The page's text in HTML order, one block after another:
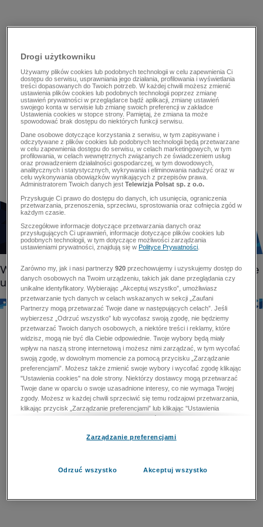
Drogi użytkowniku
Używamy plików cookies lub podobnych technologii w celu zapewnienia Ci
dostępu do serwisu, usprawniania jego działania, profilowania i wyświetlania
treści dopasowanych do Twoich potrzeb. W każdej chwili możesz zmienić
ustawienia plików cookies lub podobnych technologii poprzez zmianę
ustawień prywatności w przeglądarce bądź aplikacji, zmianę ustawień
swojego konta w serwisie lub zmianę swoich preferencji w zakładce
Ustawienia cookies w stopce strony. Pamiętaj, że zmiana ta może
spowodować brak dostępu do niektórych funkcji serwisu.
Dane osobowe dotyczące korzystania z serwisu, w tym zapisywane i
odczytywane z plików cookies lub podobnych technologii będą przetwarzane
w celu zapewnienia dostępu do serwisu, w celach marketingowych, w tym
profilowania, w celach wewnętrznych związanych ze świadczeniem usług
oraz prowadzeniem działalności gospodarczej, w tym dowodowych,
analitycznych i statystycznych, wykrywania i eliminowania nadużyć oraz w
celu wykonywania obowiązków wynikających z przepisów prawa.
Administratorem Twoich danych jestTelewizja Polsat sp. z o.o.
Przysługuje Ci prawo do dostępu do danych, ich usunięcia, ograniczenia
przetwarzania, przenoszenia, sprzeciwu, sprostowania oraz cofnięcia zgód w
każdym czasie.
Szczegółowe informacje dotyczące przetwarzania danych oraz
przysługujących Ci uprawnień, informacje dotyczące plików cookies lub
podobnych technologii, w tym dotyczące możliwości zarządzania
ustawieniami prywatności, znajdują się wPolityce Prywatności
Zarówno my, jak i nasi partnerzy920 przechowujemy i uzyskujemy dostęp do
danych osobowych na Twoim urządzeniu, takich jak dane przeglądania czy
unikalne identyfikatory. Wybierając „Akceptuj wszystko”, umożliwiasz
przetwarzanie tych danych w celach wskazanych w sekcji „Zaufani
Partnerzy mogą przetwarzać Twoje dane w następujących celach”. Jeśli
wybierzesz „Odrzuć wszystko” lub wycofasz swoją zgodę, nie będziemy
przetwarzać Twoich danych osobowych, a niektóre treści i reklamy, które
widzisz, mogą nie być dla Ciebie odpowiednie. Twoje wybory będą miały
wpływ na naszą stronę internetową i możesz nimi zarządzać, w tym wycofać
swoją zgodę, w dowolnym momencie za pomocą przycisku „Zarządzanie
preferencjami”. Możesz także zmienić swoje wybory i wycofać zgodę klikając
"Ustawienia cookies" na dole strony. Niektórzy dostawcy mogą przetwarzać
Twoje dane w oparciu o swoje uzasadnione interesy, co nie wymaga Twojej
zgody. Możesz w każdej chwili sprzeciwić się temu rodzajowi przetwarzania,
klikając przycisk „Zarządzanie preferencjami” lub klikając "Ustawienia
cookies" na dole strony. Nie możesz sprzeciwić się przetwarzaniu przez
zapobiegania oszustwom i naprawiania błędów, a w tym celu mogą zostać
przetwarzaniu danych osobowych w celu dostarczania i prezentacji reklam i
Zarządzanie preferencjami
Odrzuć wszystko Akceptuj wszystko